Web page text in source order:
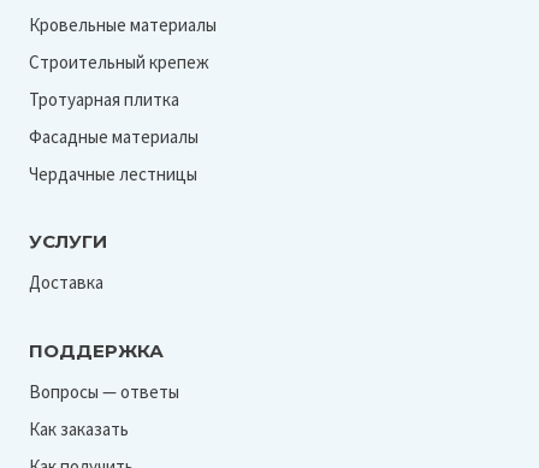
Кровельные материалы
Строительный крепеж
Тротуарная плитка
Фасадные материалы
Чердачные лестницы
УСЛУГИ
Доставка
ПОДДЕРЖКА
Вопросы — ответы
Как заказать